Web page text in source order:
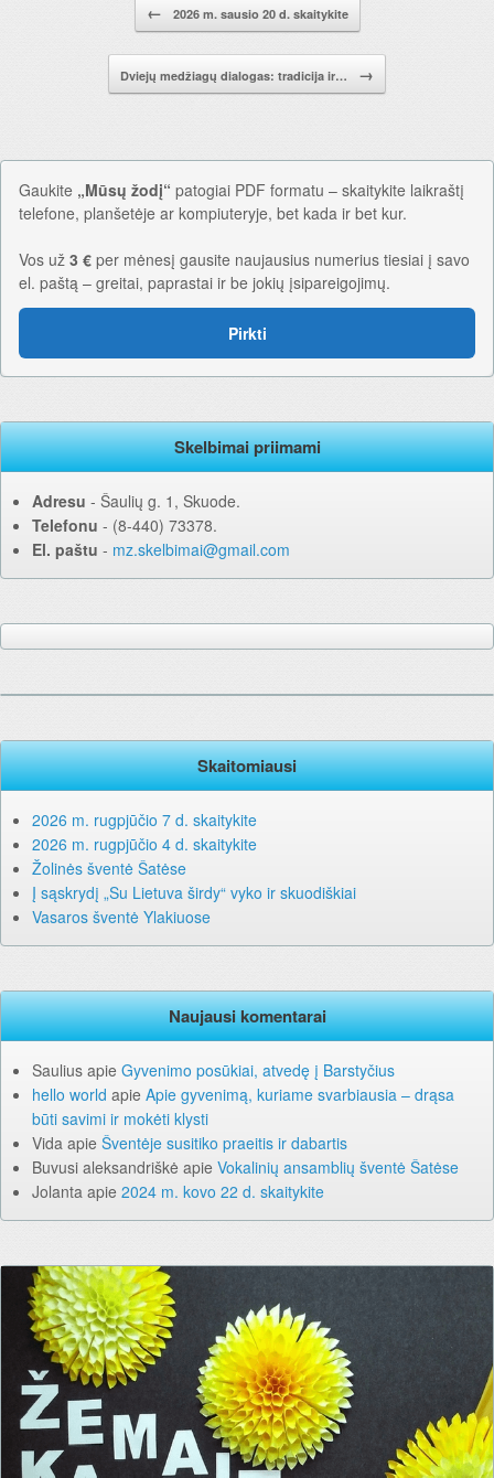
← 2026 m. sausio 20 d. skaitykite
Dviejų medžiagų dialogas: tradicija ir… →
Gaukite „Mūsų žodį“ patogiai PDF formatu – skaitykite laikraštį
telefone, planšetėje ar kompiuteryje, bet kada ir bet kur.
Vos už 3 € per mėnesį gausite naujausius numerius tiesiai į savo
el. paštą – greitai, paprastai ir be jokių įsipareigojimų.
Pirkti
Skelbimai priimami
Adresu ‐ Šaulių g. 1, Skuode.
Telefonu ‐ (8-440) 73378.
El. paštu ‐ mz.skelbimai@gmail.com
Skaitomiausi
2026 m. rugpjūčio 7 d. skaitykite
2026 m. rugpjūčio 4 d. skaitykite
Žolinės šventė Šatėse
Į sąskrydį „Su Lietuva širdy“ vyko ir skuodiškiai
Vasaros šventė Ylakiuose
Naujausi komentarai
Saulius apie Gyvenimo posūkiai, atvedę į Barstyčius
hello world apie Apie gyvenimą, kuriame svarbiausia – drąsa
būti savimi ir mokėti klysti
Vida apie Šventėje susitiko praeitis ir dabartis
Buvusi aleksandriškė apie Vokalinių ansamblių šventė Šatėse
Jolanta apie 2024 m. kovo 22 d. skaitykite